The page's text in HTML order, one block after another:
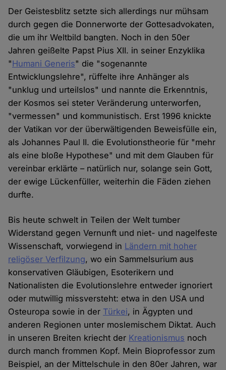
Der Geistesblitz setzte sich allerdings nur mühsam
durch gegen die Donnerworte der Gottesadvokaten,
die um ihr Weltbild bangten. Noch in den 50er
Jahren geißelte Papst Pius XII. in seiner Enzyklika
"Humani Generis" die "sogenannte
Entwicklungslehre", rüffelte ihre Anhänger als
"unklug und urteilslos" und nannte die Erkenntnis,
der Kosmos sei steter Veränderung unterworfen,
"vermessen" und kommunistisch. Erst 1996 knickte
der Vatikan vor der überwältigenden Beweisfülle ein,
als Johannes Paul II. die Evolutionstheorie für "mehr
als eine bloße Hypothese" und mit dem Glauben für
vereinbar erklärte – natürlich nur, solange sein Gott,
der ewige Lückenfüller, weiterhin die Fäden ziehen
durfte.
Bis heute schwelt in Teilen der Welt tumber
Widerstand gegen Vernunft und niet- und nagelfeste
Wissenschaft, vorwiegend in Ländern mit hoher
religöser Verfilzung, wo ein Sammelsurium aus
konservativen Gläubigen, Esoterikern und
Nationalisten die Evolutionslehre entweder ignoriert
oder mutwillig missversteht: etwa in den USA und
Osteuropa sowie in der Türkei, in Ägypten und
anderen Regionen unter moslemischem Diktat. Auch
in unseren Breiten kriecht der Kreationismus noch
durch manch frommen Kopf. Mein Bioprofessor zum
Beispiel, an der Mittelschule in den 80er Jahren, war